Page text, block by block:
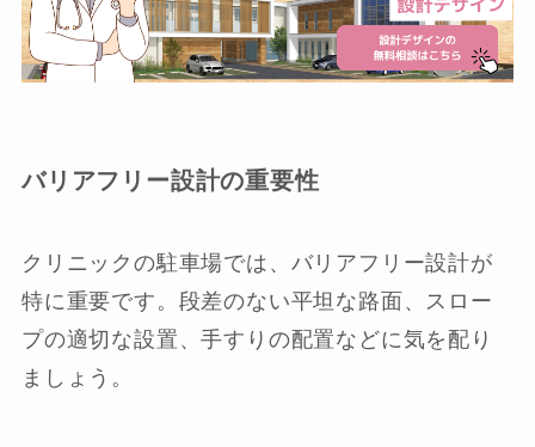
バリアフリー設計の重要性
クリニックの駐車場では、バリアフリー設計が
特に重要です。段差のない平坦な路面、スロー
プの適切な設置、手すりの配置などに気を配り
ましょう。